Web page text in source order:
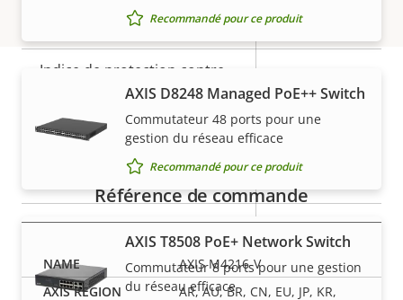
Utilisable en extérieur
Indice de protection contre
le vandalisme
Indice de protection IP
Conçu pour être repeint
Développement durable
BFR/CFR
free, PVC
free
Recommandé pour ce produit
AXIS D8248 Managed PoE++ Switch
Commutateur 48 ports pour une
gestion du réseau efficace
Recommandé pour ce produit
AXIS T8508 PoE+ Network Switch
Commutateur 8 ports pour une gestion
du réseau efficace
Références
Référence de commande
AXIS M4216-V
AR, AU, BR, CN, EU, JP, KR,